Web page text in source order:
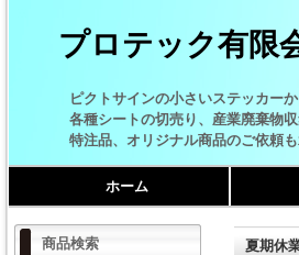
プロテック有限
ピクトサインの小さいステッカー
各種シートの切売り、産業廃棄物
特注品、オリジナル商品のご依頼も
ホーム
夏期休
商品検索